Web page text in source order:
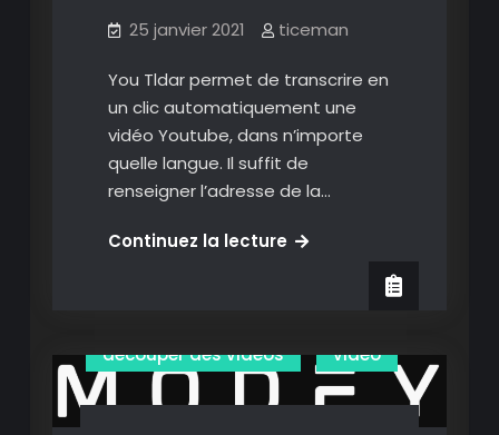
25 janvier 2021 ticeman
You Tldar permet de transcrire en
un clic automatiquement une
vidéo Youtube, dans n’importe
quelle langue. Il suffit de
renseigner l’adresse de la…
Continuez la lectureYou
automatiquement
les
vidéos
decouper des videos
video